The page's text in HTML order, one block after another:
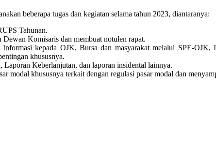
beberapa tugas dan kegiatan selama tahun 2023, diantaranya:
Tahunan.
Komisaris dan membuat notulen rapat.
Informasi kepada OJK, Bursa dan masyarakat melalui SPE-
khususnya.
Laporan Keberlanjutan, dan laporan insidental lainnya.
modal khususnya terkait dengan regulasi pasar modal dan